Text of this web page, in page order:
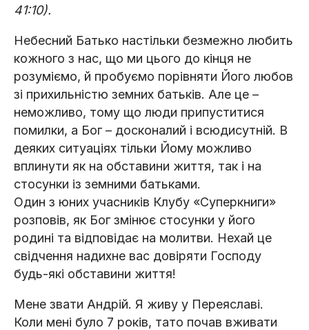
41:10).
Небесний Батько настільки безмежно любить
кожного з нас, що ми цього до кінця не
розуміємо, й пробуємо порівняти Його любов
зі прихильністю земних батьків. Але це –
неможливо, тому що люди припуститися
помилки, а Бог – досконалий і всюдисутній. В
деяких ситуаціях тільки Йому можливо
вплинути як на обставини життя, так і на
стосунки із земними батьками.
Один з юних учасників Клубу «Суперкниги»
розповів, як Бог змінює стосунки у його
родині та відповідає на молитви. Нехай це
свідчення надихне вас довіряти Господу
будь-які обставини життя!
Мене звати Андрій. Я живу у Переяславі.
Коли мені було 7 років, тато почав вживати